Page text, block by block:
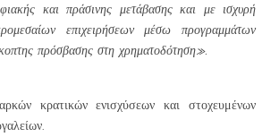
και πράσινης μετάβασης και με ισχυρή
επιχειρήσεων μέσω προγραμμάτων
πρόσβασης στη χρηματοδότηση».
κρατικών ενισχύσεων και στοχευμένων